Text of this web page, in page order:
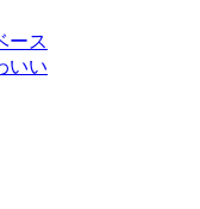
ース
いい